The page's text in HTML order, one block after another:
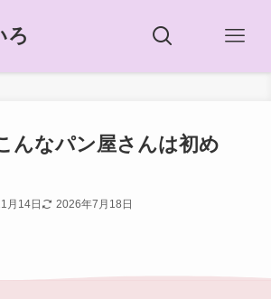
ろ
んなパン屋さんは初め
月14日 2026年7月18日